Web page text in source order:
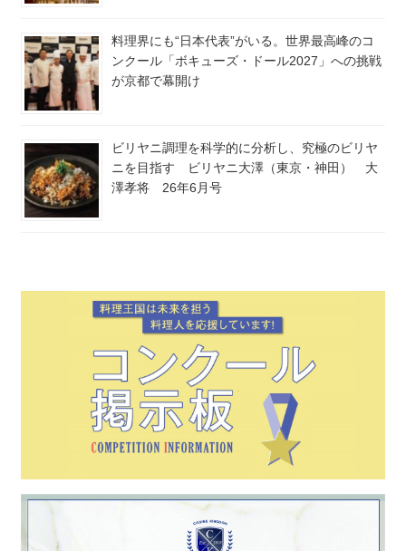
料理界にも“日本代表”がいる。世界最高峰のコ
ンクール「ボキューズ・ドール2027」への挑戦
が京都で幕開け
ビリヤニ調理を科学的に分析し、究極のビリヤ
ニを目指す ビリヤニ大澤（東京・神田） 大
澤孝将 26年6月号